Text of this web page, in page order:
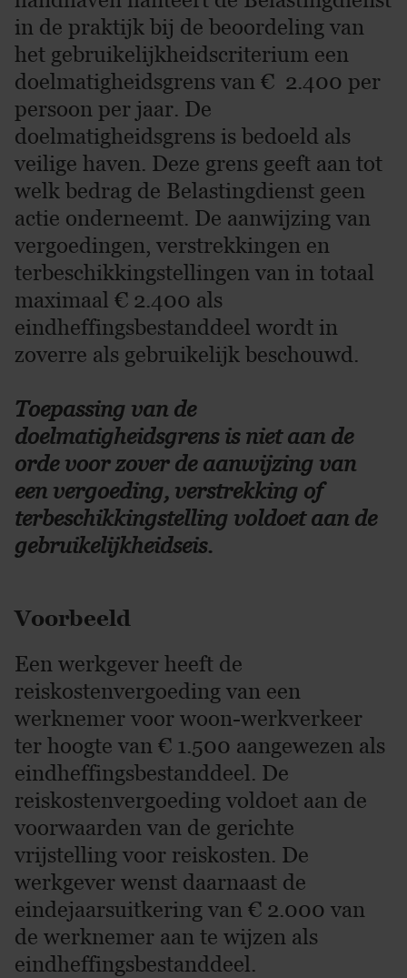
in de praktijk bij de beoordeling van
het gebruikelijkheidscriterium een
doelmatigheidsgrens van € 2.400 per
persoon per jaar. De
doelmatigheidsgrens is bedoeld als
veilige haven. Deze grens geeft aan tot
welk bedrag de Belastingdienst geen
actie onderneemt. De aanwijzing van
vergoedingen, verstrekkingen en
terbeschikkingstellingen van in totaal
maximaal € 2.400 als
eindheffingsbestanddeel wordt in
zoverre als gebruikelijk beschouwd.
Toepassing van de
doelmatigheidsgrens is niet aan de
orde voor zover de aanwijzing van
een vergoeding, verstrekking of
terbeschikkingstelling voldoet aan de
gebruikelijkheidseis.
Voorbeeld
Een werkgever heeft de
reiskostenvergoeding van een
werknemer voor woon-werkverkeer
ter hoogte van € 1.500 aangewezen als
eindheffingsbestanddeel. De
reiskostenvergoeding voldoet aan de
voorwaarden van de gerichte
vrijstelling voor reiskosten. De
werkgever wenst daarnaast de
eindejaarsuitkering van € 2.000 van
de werknemer aan te wijzen als
eindheffingsbestanddeel.